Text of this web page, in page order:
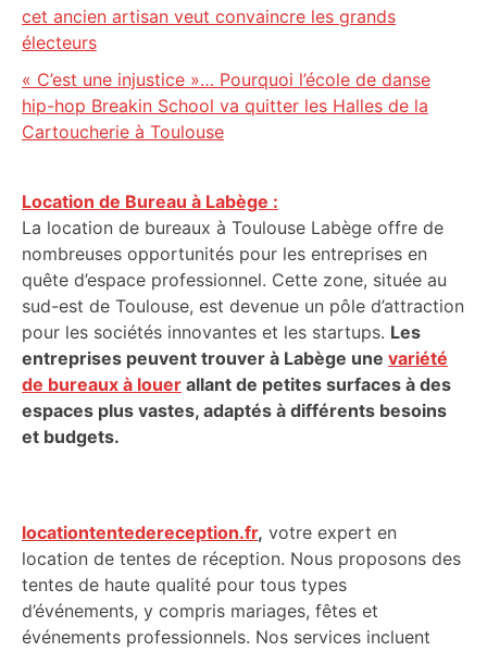
cet ancien artisan veut convaincre les grands
électeurs
« C’est une injustice »… Pourquoi l’école de danse
hip-hop Breakin School va quitter les Halles de la
Cartoucherie à Toulouse
Location de Bureau à Labège :
La location de bureaux à Toulouse Labège offre de
nombreuses opportunités pour les entreprises en
quête d’espace professionnel. Cette zone, située au
sud-est de Toulouse, est devenue un pôle d’attraction
pour les sociétés innovantes et les startups. Les
entreprises peuvent trouver à Labège une variété
de bureaux à louer allant de petites surfaces à des
espaces plus vastes, adaptés à différents besoins
et budgets.
locationtentedereception.fr, votre expert en
location de tentes de réception. Nous proposons des
tentes de haute qualité pour tous types
d’événements, y compris mariages, fêtes et
événements professionnels. Nos services incluent